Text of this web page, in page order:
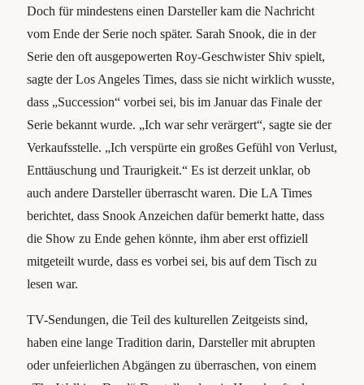
Doch für mindestens einen Darsteller kam die Nachricht
vom Ende der Serie noch später. Sarah Snook, die in der
Serie den oft ausgepowerten Roy-Geschwister Shiv spielt,
sagte der Los Angeles Times, dass sie nicht wirklich wusste,
dass „Succession“ vorbei sei, bis im Januar das Finale der
Serie bekannt wurde. „Ich war sehr verärgert“, sagte sie der
Verkaufsstelle. „Ich verspürte ein großes Gefühl von Verlust,
Enttäuschung und Traurigkeit.“ Es ist derzeit unklar, ob
auch andere Darsteller überrascht waren. Die LA Times
berichtet, dass Snook Anzeichen dafür bemerkt hatte, dass
die Show zu Ende gehen könnte, ihm aber erst offiziell
mitgeteilt wurde, dass es vorbei sei, bis auf dem Tisch zu
lesen war.
TV-Sendungen, die Teil des kulturellen Zeitgeists sind,
haben eine lange Tradition darin, Darsteller mit abrupten
oder unfeierlichen Abgängen zu überraschen, von einem